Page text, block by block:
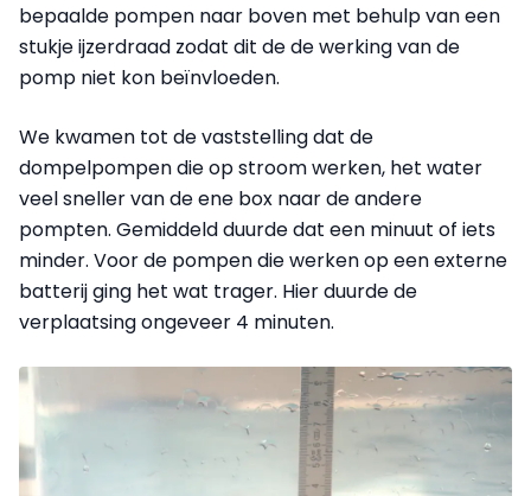
bepaalde pompen naar boven met behulp van een
stukje ijzerdraad zodat dit de de werking van de
pomp niet kon beïnvloeden.
We kwamen tot de vaststelling dat de
dompelpompen die op stroom werken, het water
veel sneller van de ene box naar de andere
pompten. Gemiddeld duurde dat een minuut of iets
minder. Voor de pompen die werken op een externe
batterij ging het wat trager. Hier duurde de
verplaatsing ongeveer 4 minuten.